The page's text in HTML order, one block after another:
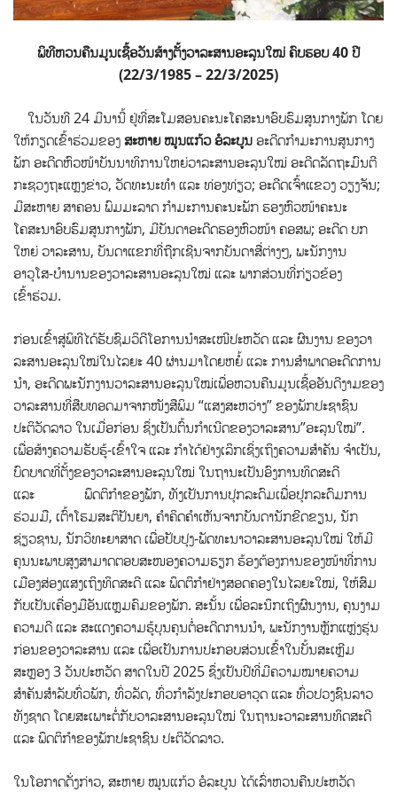
ພິທີຫວນຄືນມູນເຊື້ອວັນສ້າງຕັ້ງວາລະສານອະລຸນໃໝ່ ຄົບຮອບ 40 ປີ
(22/3/1985 – 22/3/2025)
ໃນວັນທີ 24 ມີນານີ້ ຢູ່ທີ່ສະໂມສອນຄະນະໂຄສະນາອົບຮົມສູນກາງພັກ ໂດຍ
ໃຫ້ກຽດເຂົ້າຮ່ວມຂອງສະຫາຍ ໝູນ​ແກ້ວ ອໍ​ລະ​ບູນອະ​ດີດ​ກຳ​ມະ​ການ​ສູນ​ກາງ​
ພັກ ອະ​ດີດຫົວ​ໜ້າບັນ​ນາ​ທິ​ການໃຫຍ່ວາລະສານອະລຸນ​ໃໝ່ ອະດີດລັດຖະມົນຕີ
ກະຊວງຖະແຫຼງຂ່າວ, ວັດທະນະທຳ ແລະ ທ່ອງທ່ຽວ; ອະດີດເຈົ້າແຂວງ ວຽງຈັນ;
ມີສະຫາຍ ສາ​ຄອນ ພົມ​ມະ​ລາດ ກຳ​ມະ​ການ​ຄະ​ນະພັກ ຮອງຫົວໜ້າຄະນະ
ໂຄສະນາອົບຮົມສູນກາງພັກ, ມີບັນດາ​ອະດີດ​ຮອງຫົວໜ້າ ຄອສພ; ອະດີດ ບກ
ໃຫຍ່ ວາລະສານ, ບັນດາແຂກທີ່ຖືກເຊີນຈາກບັນດາສື່ຕ່າງໆ​, ພະນັກງານ
ອາວຸໂສ-ບໍານານຂອງວາລະສານອະລຸນ​ໃໝ່ ແລະ ພາກສ່ວນທີ່ກ່ຽວຂ້ອງ
ເຂົ້າຮ່ວມ.
ກ່ອນເຂົ້າສູ່ພິທີໄດ້ຮັບຊົມວິດີໂອການນຳສະເໜີປະຫວັດ ແລະ ຜົນງານ ຂອງວາ
ລະສານອະລຸນໃໝ່ໃນໄລຍະ 40 ຜ່ານມາໂດຍຫຍໍ້ ແລະ ການສຳພາດອະດີດການ
ນຳ, ອະດີດພະນັກງານວາລະສານອະລຸນໃໝ່ເພື່ອ​ຫວນ​ຄືນ​ມູນເຊື້ອ​ອັນ​ດີງາມຂອງ
ວາລະສານທີ່ສືບທອດມາຈາກ​ໜັງສືພິມ “ແສງ​ສະຫວ່າງ” ຂອງ​ພັກ​ປະຊາຊົນ
ປະຕິວັດ​ລາວ ໃນ​ເມື່ອ​ກ່ອນ ຊຶ່ງ​ເປັນຕົ້ນ​ກຳເນີດ​ຂອງ​ວາລະສານ”ອະລຸນ​ໃໝ່”.
ເພື່ອສ້າງ​ຄວາມ​ຮັບ​ຮູ້-ເຂົ້າ​ໃຈ ແລະ ກຳ​ໄດ້​ຢ່າງ​ເລິກ​ເຊິ່ງ​ເຖິງຄວາມ​ສຳ​ຄັນ​ ຈຳ​ເປັນ,
ບົດ​ບາດທີ່​ຕັ້ງ​ຂອງວາ​ລະ​ສານ​ອະ​ລຸນ​ໃໝ່ ໃນ​ຖາ​ນະ​ເປັນ​ອົງ​ການ​ທິດ​ສະ​ດີ
ແລະ ພຶ​ດຕິ​ກຳ​ຂອງ​ພັກ, ທັງເປັນການປຸກລະດົມເພື່ອປຸກ​ລະ​ດົມ​ການ​
ຮ່ວມ​ມື, ເຕົ້າໂຮມ​ສະຕິປັນຍາ, ຄຳ​ຄິດ​ຄຳ​ເຫັນ​ຈາກ​ບັນດາ​ນັກຂີດຂຽນ, ນັກ
ຊ່ຽວຊານ, ນັກວິທະຍາສາດ ເພື່ອ​ປັບ​ປຸງ-​ພັດ​ທະ​ນາວາລະສານອະລຸນ​ໃໝ່ ໃຫ້​ມີ​
ຄຸນ​ນະ​ພາບສູງສາ​ມາດ​ຕອບ​ສະໜອງ​ຄວາມ​ຮຽກ ຮ້ອງ​ຕ້ອງການ​ຂອງ​ໜ້າທີ່​ການ
ເມືອງ​ສ່ອງແສງເຖິງທິດສະດີ ແລະ ພຶດຕິກຳຢ່າງສອດຄອງໃນ​ໄລຍະ​ໃໝ່, ໃຫ້​ສົມ​
ກັບເປັນ​ເຄື່ອງມື​ອັນ​ແຫຼມ​ຄົມ​ຂອງ​ພັກ. ສະນັ້ນ ເພື່ອ​ລະ​ນຶກ​ເຖິງຜົນ​ງານ, ຄຸນ​ງາມ​
ຄວາມ​ດີ ແລະ ສະ​ແດງ​ຄວາມ​ຮູ້​ບຸນ​ຄຸນ​ຕໍ່​ອະ​ດີດ​ການ​ນຳ, ພະ​ນັກ​ງານຫຼັກ​ແຫຼ່ງ​ຮຸ່ນ​
ກ່ອນ​ຂອງວາ​ລະ​ສານ ແລະ ເພື່ອເປັນການປະກອບສ່ວນເຂົ້າໃນບັ້ນສະເຫຼີມ
ສະຫຼອງ 3 ວັນປະຫວັດ ສາດໃນປີ 2025 ຊຶ່ງເປັນປີທີ່ມີຄວາມໝາຍຄວາມ
ສຳຄັນສຳລັບທົ່ວພັກ, ທົ່ວລັດ, ທົ່ວກຳລັງປະກອບອາວຸດ ແລະ ທົ່ວປວງຊົນລາວ
ທັງຊາດ ໂດຍສະເພາະຕໍ່ກັບວາລະສານອະລຸນໃໝ່ ໃນຖານະວາລະສານທິດສະດີ
ແລະ ພຶດຕິກຳຂອງພັກປະຊາຊົນ ປະຕິວັດລາວ.
ໃນໂອກາດດັ່ງກ່າວ, ສະຫາຍ ໝູນ​ແກ້ວ ອໍ​ລະ​ບູນ ໄດ້ເລົ່າຫວນຄືນປະ​ຫວັດ​